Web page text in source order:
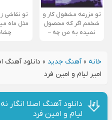
تو مزرعه مشغول کار و
شخمم اگر که محصول
نمیده به من چه –
تو نقاشی
مثل ماه
خانه»آهنگ جدید » دانلود آهنگ
امیر لیام و امین فرد
دانلود آهنگ اصلا انگار
لیام و امین فرد